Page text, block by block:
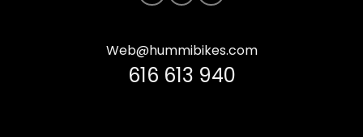
Web@hummibikes.com
616 613 940